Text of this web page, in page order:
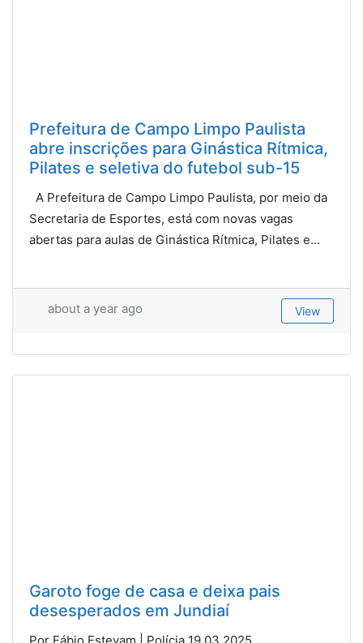
Prefeitura de Campo Limpo Paulista
abre inscrições para Ginástica Rítmica,
Pilates e seletiva do futebol sub-15
A Prefeitura de Campo Limpo Paulista, por meio da
Secretaria de Esportes, está com novas vagas
abertas para aulas de Ginástica Rítmica, Pilates e...
about a year ago View
Garoto foge de casa e deixa pais
desesperados em Jundiaí
Por Fábio Estevam | Polícia 19.03.2025